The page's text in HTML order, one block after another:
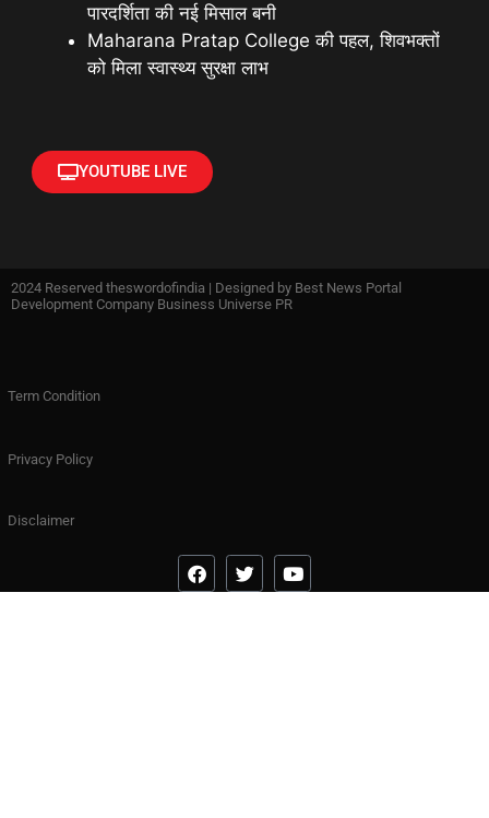
पारदर्शिता की नई मिसाल बनी
Maharana Pratap College की पहल, शिवभक्तों
को मिला स्वास्थ्य सुरक्षा लाभ
YOUTUBE LIVE
2024 Reserved theswordofindia | Designed by Best News Portal
Development Company Business Universe PR
Term Condition
Privacy Policy
Disclaimer